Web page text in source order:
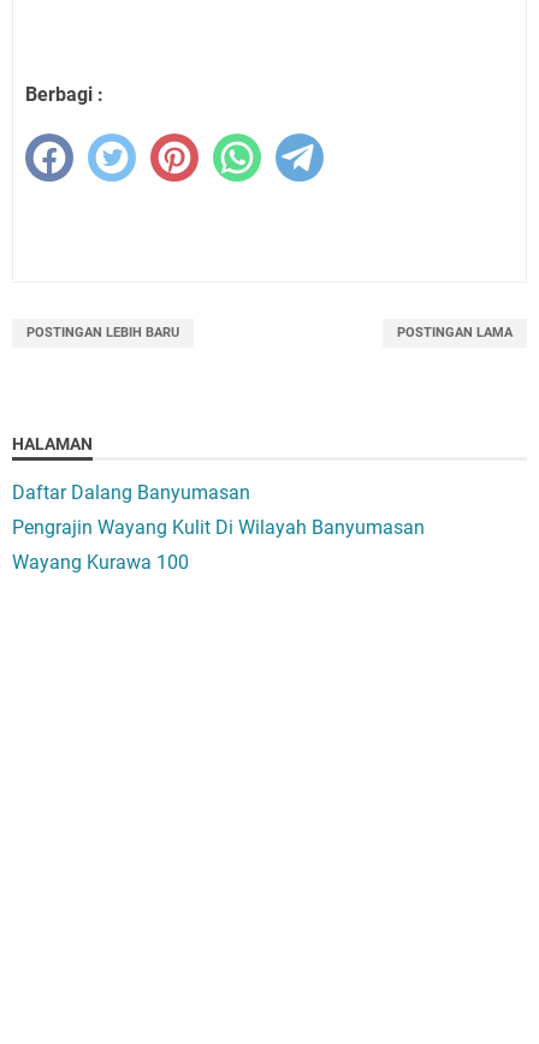
Berbagi :
POSTINGAN LEBIH BARU POSTINGAN LAMA
HALAMAN
Daftar Dalang Banyumasan
Pengrajin Wayang Kulit Di Wilayah Banyumasan
Wayang Kurawa 100